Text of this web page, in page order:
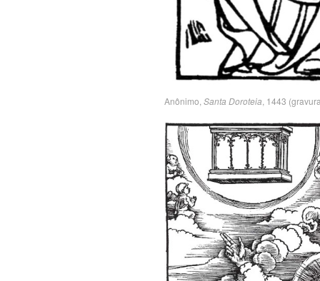
Anônimo, Santa Doroteia , 1443